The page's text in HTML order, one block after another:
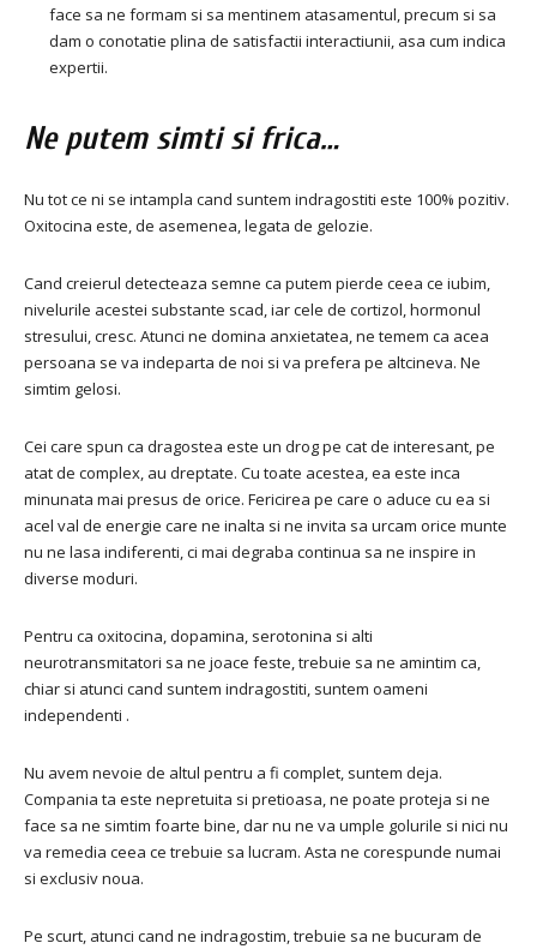
face sa ne formam si sa mentinem atasamentul, precum si sa
dam o conotatie plina de satisfactii interactiunii, asa cum indica
expertii.
Ne putem simti si frica…
Nu tot ce ni se intampla cand suntem indragostiti este 100% pozitiv.
Oxitocina este, de asemenea, legata de gelozie.
Cand creierul detecteaza semne ca putem pierde ceea ce iubim,
nivelurile acestei substante scad, iar cele de cortizol, hormonul
stresului, cresc. Atunci ne domina anxietatea, ne temem ca acea
persoana se va indeparta de noi si va prefera pe altcineva. Ne
simtim gelosi.
Cei care spun ca dragostea este un drog pe cat de interesant, pe
atat de complex, au dreptate. Cu toate acestea, ea este inca
minunata mai presus de orice. Fericirea pe care o aduce cu ea si
acel val de energie care ne inalta si ne invita sa urcam orice munte
nu ne lasa indiferenti, ci mai degraba continua sa ne inspire in
diverse moduri.
Pentru ca oxitocina, dopamina, serotonina si alti
neurotransmitatori sa ne joace feste, trebuie sa ne amintim ca,
chiar si atunci cand suntem indragostiti, suntem oameni
independenti .
Nu avem nevoie de altul pentru a fi complet, suntem deja.
Compania ta este nepretuita si pretioasa, ne poate proteja si ne
face sa ne simtim foarte bine, dar nu ne va umple golurile si nici nu
va remedia ceea ce trebuie sa lucram. Asta ne corespunde numai
si exclusiv noua.
Pe scurt, atunci cand ne indragostim, trebuie sa ne bucuram de